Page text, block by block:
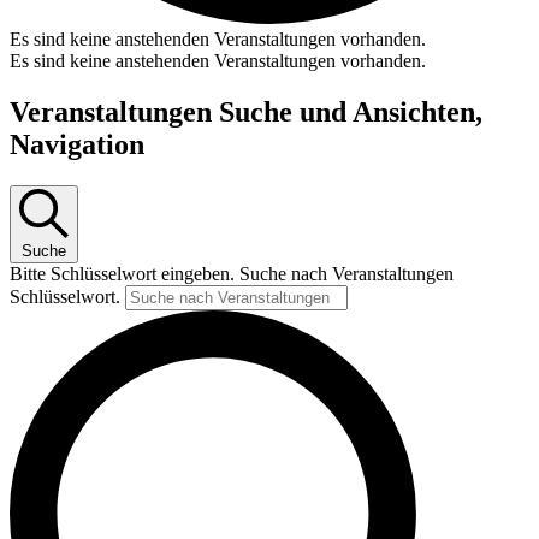
Es sind keine anstehenden Veranstaltungen vorhanden.
Es sind keine anstehenden Veranstaltungen vorhanden.
Veranstaltungen Suche und Ansichten,
Navigation
Suche
Bitte Schlüsselwort eingeben. Suche nach Veranstaltungen
Schlüsselwort.